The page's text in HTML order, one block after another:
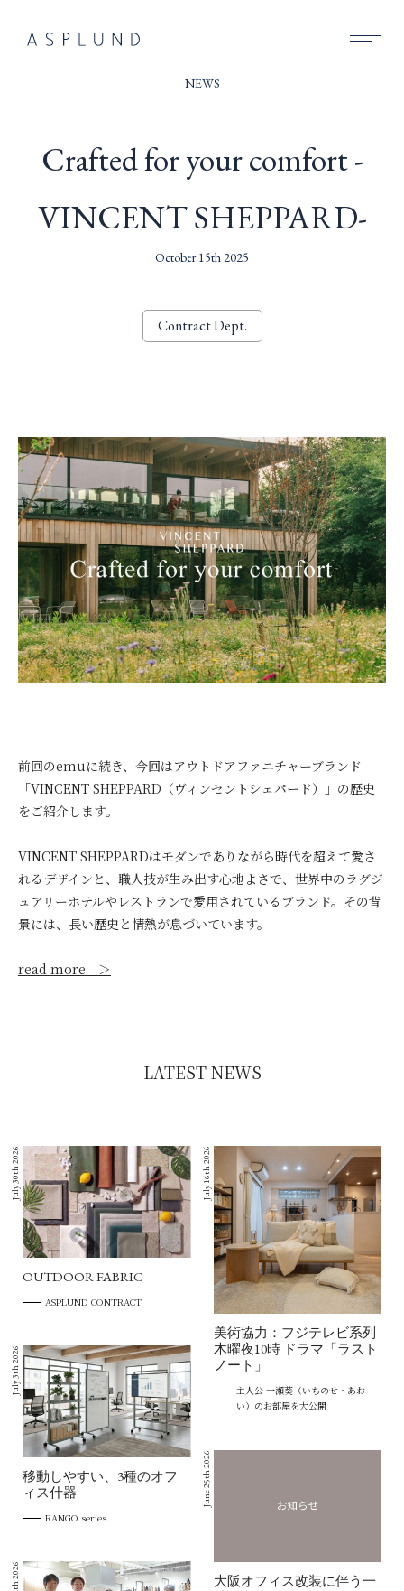
BUSINESS
COMPANY
RECRUIT
NEWS
NEWS
Crafted for your comfort -
VINCENT SHEPPARD-
October 15th 2025
Contract Dept.
前回のemuに続き、今回はアウトドアファニチャーブランド
「VINCENT SHEPPARD（ヴィンセントシェパード）」の歴史
をご紹介します。
VINCENT SHEPPARDはモダンでありながら時代を超えて愛さ
れるデザインと、職人技が生み出す心地よさで、世界中のラグジ
ュアリーホテルやレストランで愛用されているブランド。その背
景には、長い歴史と情熱が息づいています。
read more ＞
LATEST NEWS
July 30th 2026
OUTDOOR FABRIC
ASPLUND CONTRACT
July 16th 2026
美術協力：フジテレビ系列
木曜夜10時 ドラマ「ラスト
ノート」
主人公 一瀬葵（いちのせ・あお
い）のお部屋を大公開
July 3th 2026
移動しやすい、3種のオフ
ィス什器
RANGO series
June 25th 2026
大阪オフィス改装に伴う一